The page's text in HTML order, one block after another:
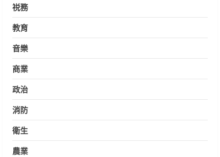
祱務
教育
音樂
商業
政治
消防
衛生
農業